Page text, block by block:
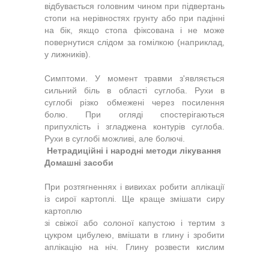
відбувається головним чином при підвертань
стопи на нерівностях грунту або при падінні
на бік, якщо стопа фіксована і не може
повернутися слідом за гомілкою (наприклад,
у лижників).
Симптоми. У момент травми з'являється
сильний біль в області суглоба. Рухи в
суглобі різко обмежені через посилення
болю. При огляді спостерігаються
припухлість і згладжена контурів суглоба.
Рухи в суглобі можливі, але болючі.
Нетрадиційні і народні методи лікування
Домашні засоби
При розтягненнях і вивихах робити аплікації
із сирої картоплі. Ще краще змішати сиру
картоплю
зі свіжої або солоної капустою і тертим з
цукром цибулею, вмішати в глину і зробити
аплікацію на ніч. Глину розвести кислим